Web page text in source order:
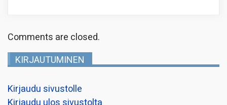
Comments are closed.
KIRJAUTUMINEN
Kirjaudu sivustolle